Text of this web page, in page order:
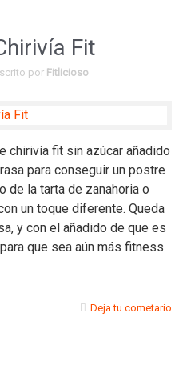
Fit
por Fitlicioso
chirivía fit sin azúcar añadido
para conseguir un postre
de la tarta de zanahoria o
un toque diferente. Queda
y con el añadido de que es
que sea aún más fitness
Deja tu cometario